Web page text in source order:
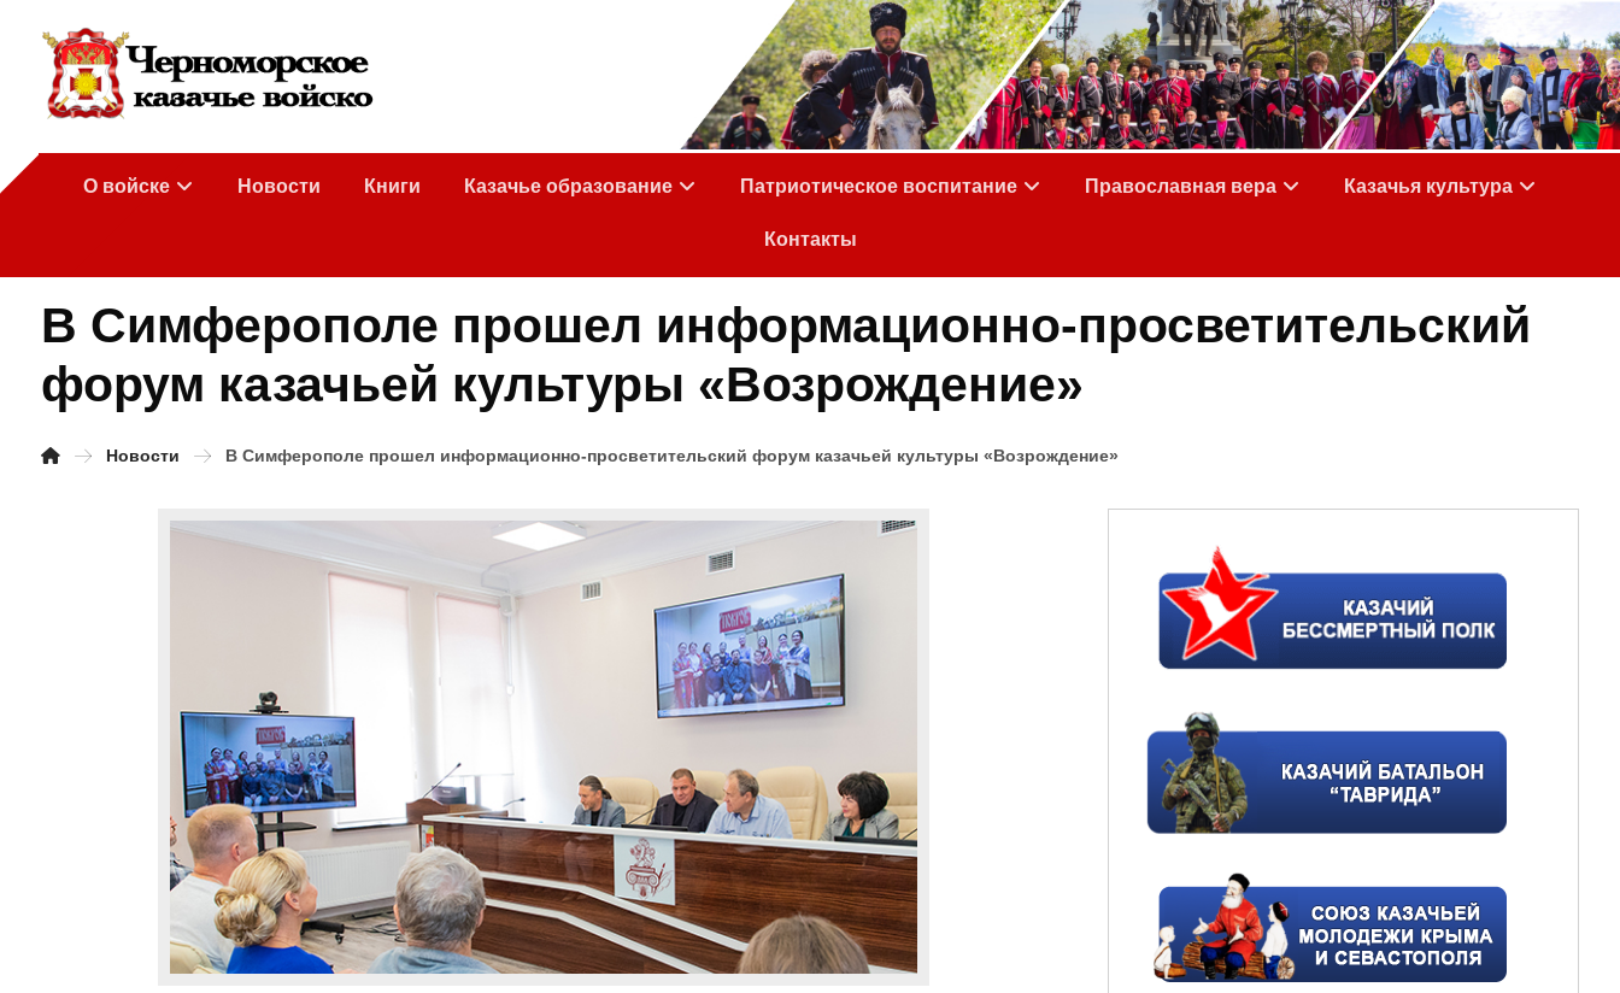
О войске Новости Книги Казачье образование Патриотическое воспитание Православная вера Казачья культура
Контакты
В Симферополе прошел информационно-просветительский
форум казачьей культуры «Возрождение»
Новости В Симферополе прошел информационно-просветительский форум казачьей культуры «Возрождение»